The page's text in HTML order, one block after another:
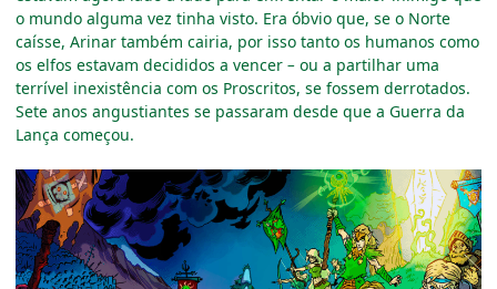
o mundo alguma vez tinha visto. Era óbvio que, se o Norte
caísse, Arinar também cairia, por isso tanto os humanos como
os elfos estavam decididos a vencer – ou a partilhar uma
terrível inexistência com os Proscritos, se fossem derrotados.
Sete anos angustiantes se passaram desde que a Guerra da
Lança começou.